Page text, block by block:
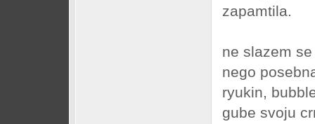
zapamtila.
ne slazem
nego
ryukin,
gube svoju